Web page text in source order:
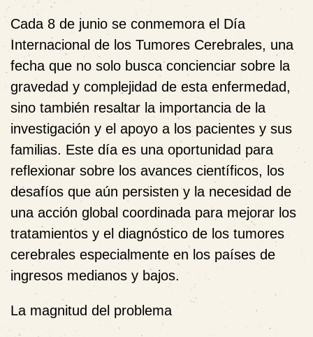
Cada 8 de junio se conmemora el Día
Internacional de los Tumores Cerebrales, una
fecha que no solo busca concienciar sobre la
gravedad y complejidad de esta enfermedad,
sino también resaltar la importancia de la
investigación y el apoyo a los pacientes y sus
familias. Este día es una oportunidad para
reflexionar sobre los avances científicos, los
desafíos que aún persisten y la necesidad de
una acción global coordinada para mejorar los
tratamientos y el diagnóstico de los tumores
cerebrales especialmente en los países de
ingresos medianos y bajos.
La magnitud del problema